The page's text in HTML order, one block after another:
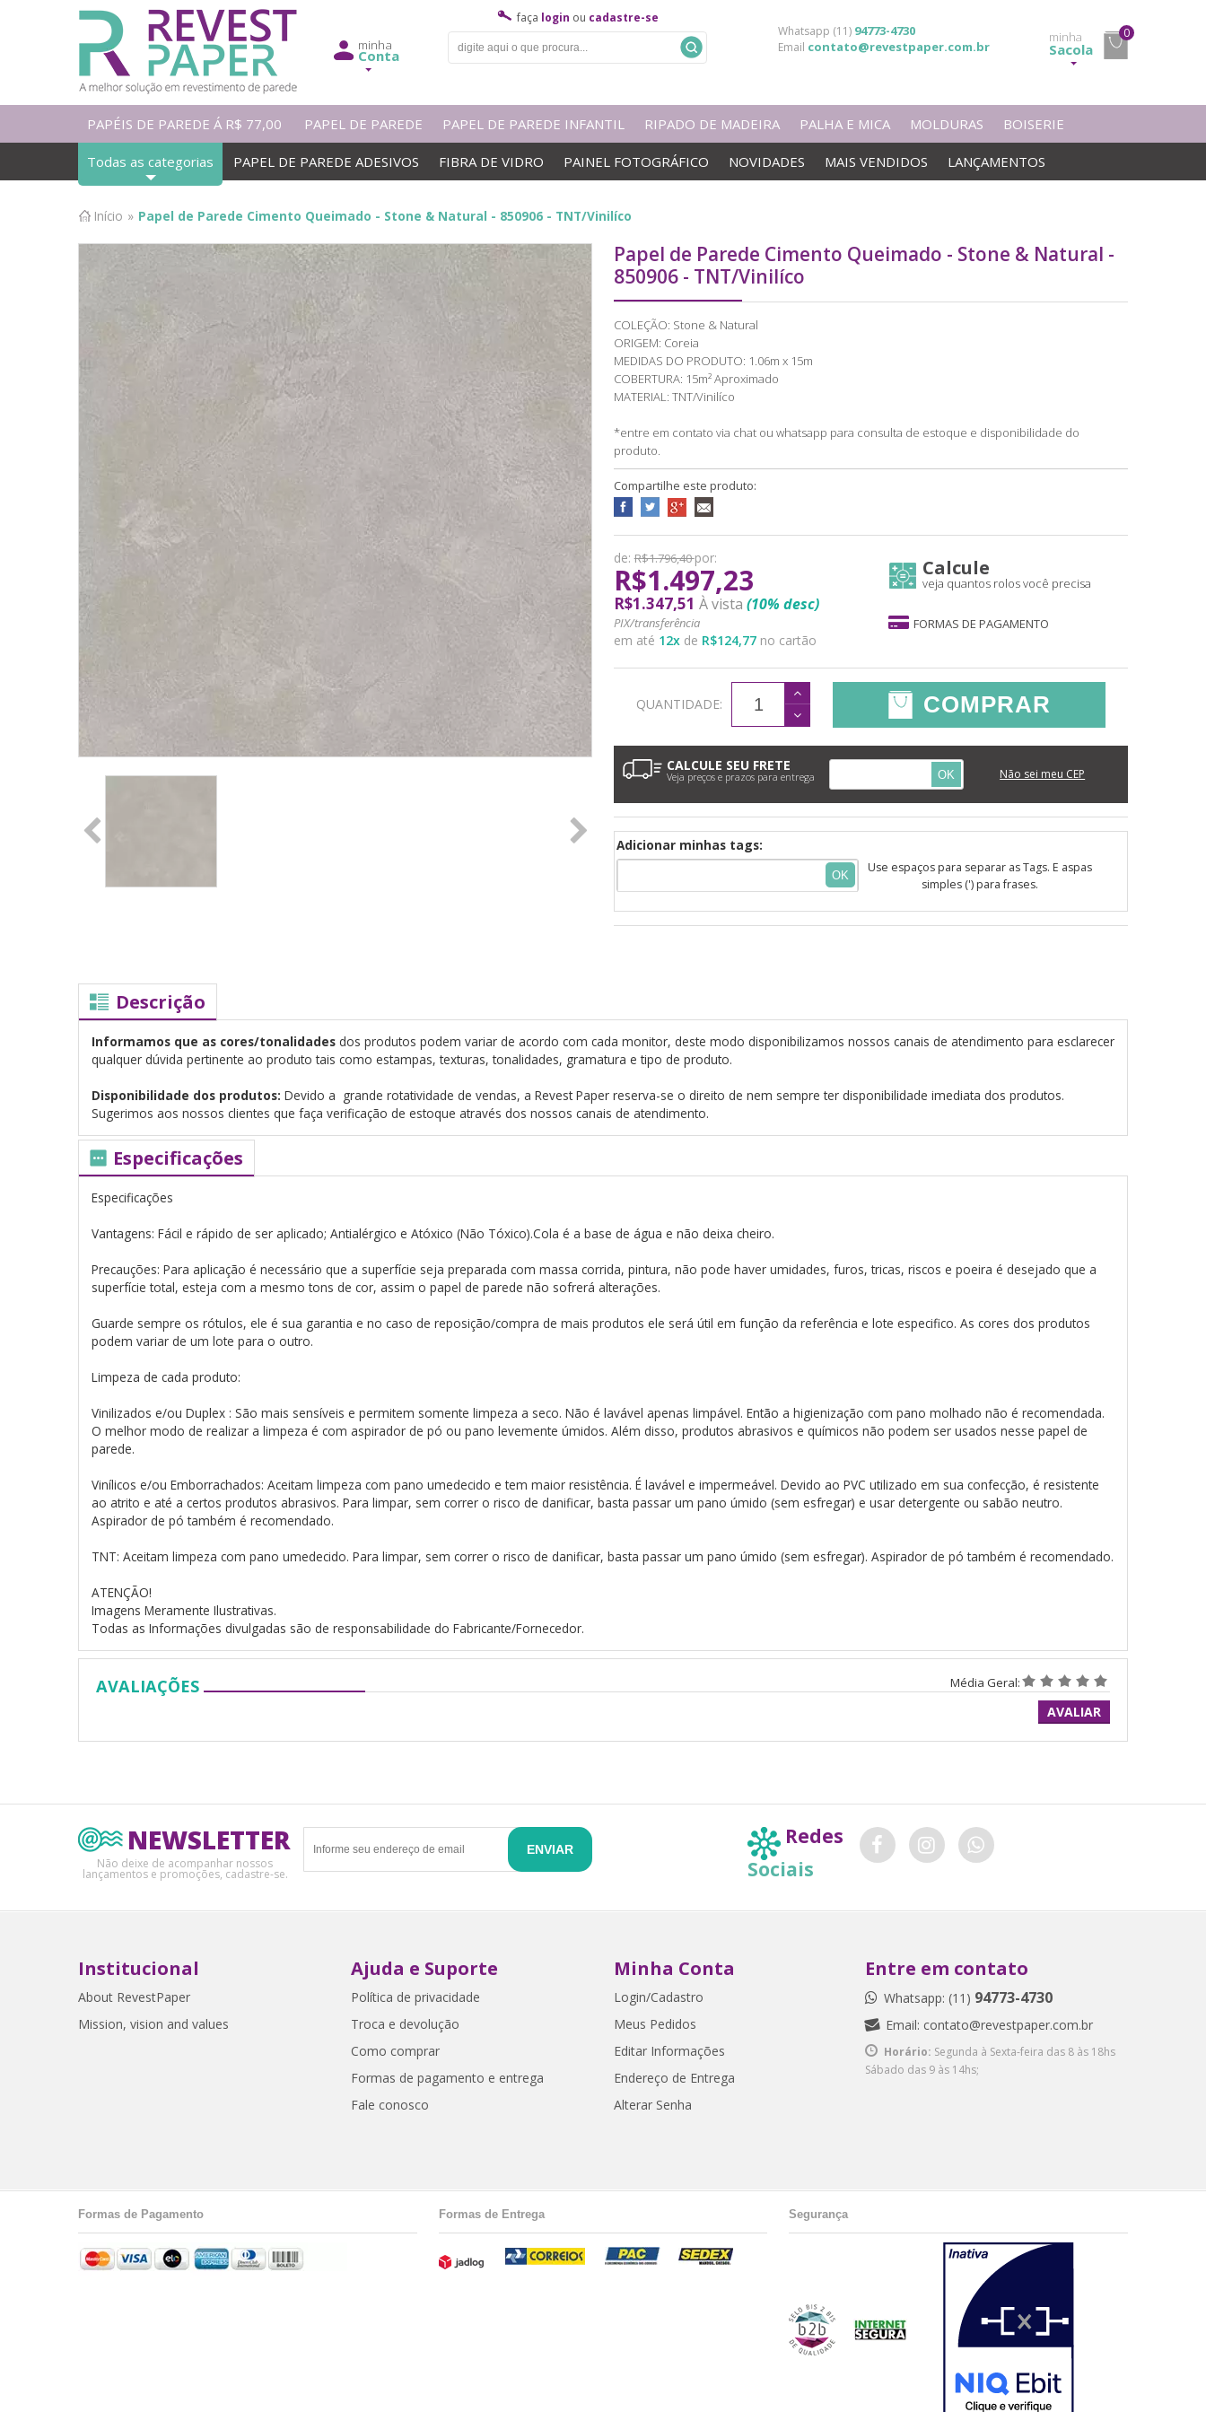
minha
Conta
faça login ou cadastre-se
Whatsapp (11) 94773-4730
Email contato@revestpaper.com.br
minha
Sacola
0
PAPÉIS DE PAREDE Á R$ 77,00 PAPEL DE PAREDE PAPEL DE PAREDE INFANTIL RIPADO DE MADEIRA PALHA E MICA MOLDURAS BOISERIE
Todas as categorias PAPEL DE PAREDE ADESIVOS FIBRA DE VIDRO PAINEL FOTOGRÁFICO NOVIDADES MAIS VENDIDOS LANÇAMENTOS
Início » Papel de Parede Cimento Queimado - Stone & Natural - 850906 - TNT/Vinilíco
Papel de Parede Cimento Queimado - Stone & Natural -
850906 - TNT/Vinilíco
COLEÇÃO: Stone & Natural
ORIGEM: Coreia
MEDIDAS DO PRODUTO: 1.06m x 15m
COBERTURA: 15m² Aproximado
MATERIAL: TNT/Vinilíco
*entre em contato via chat ou whatsapp para consulta de estoque e disponibilidade do
produto.
Compartilhe este produto:
de: R$1.796,40por:
R$1.497,23
R$1.347,51 À vista (10% desc)
PIX/transferência
em até 12xde R$124,77no cartão
Calcule
veja quantos rolos você precisa
FORMAS DE PAGAMENTO
QUANTIDADE: COMPRAR
CALCULE SEU FRETE
Veja preços e prazos para entrega OK Não sei meu CEP
Adicionar minhas tags:
OK
Use espaços para separar as Tags. E aspas
simples (') para frases.
Descrição
Informamos que as cores/tonalidades dos produtos podem variar de acordo com cada monitor, deste modo disponibilizamos nossos canais de atendimento para esclarecer
qualquer dúvida pertinente ao produto tais como estampas, texturas, tonalidades, gramatura e tipo de produto.
Disponibilidade dos produtos: Devido a grande rotatividade de vendas, a Revest Paper reserva-se o direito de nem sempre ter disponibilidade imediata dos produtos.
Sugerimos aos nossos clientes que faça verificação de estoque através dos nossos canais de atendimento.
Especificações
Especificações
Vantagens: Fácil e rápido de ser aplicado; Antialérgico e Atóxico (Não Tóxico).Cola é a base de água e não deixa cheiro.
Precauções: Para aplicação é necessário que a superfície seja preparada com massa corrida, pintura, não pode haver umidades, furos, tricas, riscos e poeira é desejado que a
superfície total, esteja com a mesmo tons de cor, assim o papel de parede não sofrerá alterações.
Guarde sempre os rótulos, ele é sua garantia e no caso de reposição/compra de mais produtos ele será útil em função da referência e lote especifico. As cores dos produtos
podem variar de um lote para o outro.
Limpeza de cada produto:
Vinilizados e/ou Duplex : São mais sensíveis e permitem somente limpeza a seco. Não é lavável apenas limpável. Então a higienização com pano molhado não é recomendada.
O melhor modo de realizar a limpeza é com aspirador de pó ou pano levemente úmidos. Além disso, produtos abrasivos e químicos não podem ser usados nesse papel de
parede.
Vinílicos e/ou Emborrachados: Aceitam limpeza com pano umedecido e tem maior resistência. É lavável e impermeável. Devido ao PVC utilizado em sua confecção, é resistente
ao atrito e até a certos produtos abrasivos. Para limpar, sem correr o risco de danificar, basta passar um pano úmido (sem esfregar) e usar detergente ou sabão neutro.
Aspirador de pó também é recomendado.
TNT: Aceitam limpeza com pano umedecido. Para limpar, sem correr o risco de danificar, basta passar um pano úmido (sem esfregar). Aspirador de pó também é recomendado.
ATENÇÃO!
Imagens Meramente Ilustrativas.
Todas as Informações divulgadas são de responsabilidade do Fabricante/Fornecedor.
AVALIAÇÕES Média Geral:
AVALIAR
NEWSLETTER
Não deixe de acompanhar nossos
lançamentos e promoções, cadastre-se.
ENVIAR
Redes
Sociais
Institucional
About RevestPaper
Mission, vision and values
Ajuda e Suporte
Política de privacidade
Troca e devolução
Como comprar
Formas de pagamento e entrega
Fale conosco
Minha Conta
Login/Cadastro
Meus Pedidos
Editar Informações
Endereço de Entrega
Alterar Senha
Entre em contato
Whatsapp: (11) 94773-4730
Email: contato@revestpaper.com.br
Horário: Segunda à Sexta-feira das 8 às 18hs
Sábado das 9 às 14hs;
Formas de Pagamento Formas de Entrega Segurança